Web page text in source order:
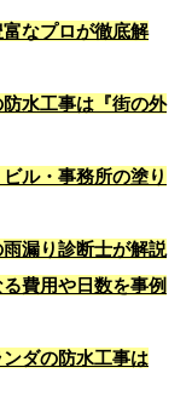
なプロが徹底解
水工事は『街の外
ル・事務所の塗り
漏り診断士が解説
費用や日数を事例
ダの防水工事は